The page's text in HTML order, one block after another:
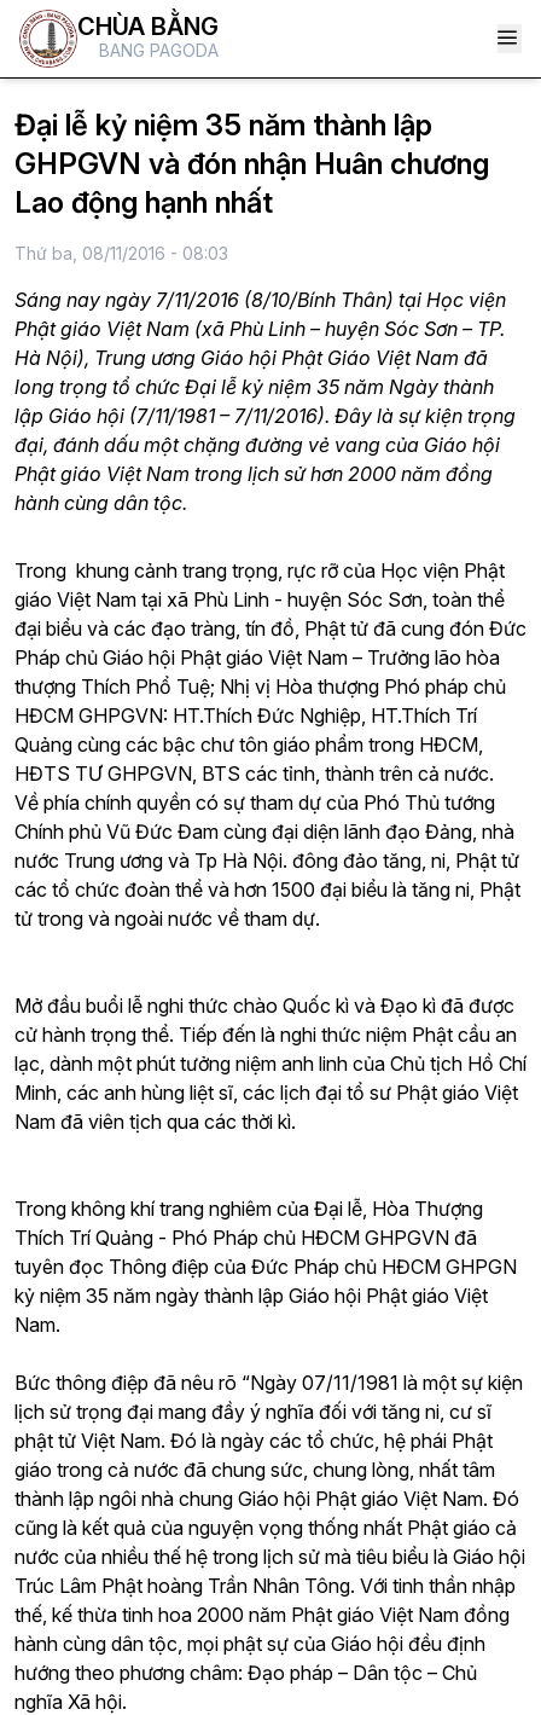
CHÙA BẰNG
BANG PAGODA
Đại lễ kỷ niệm 35 năm thành lập
GHPGVN và đón nhận Huân chương
Lao động hạnh nhất
Thứ ba, 08/11/2016 - 08:03
Sáng nay ngày 7/11/2016 (8/10/Bính Thân) tại Học viện
Phật giáo Việt Nam (xã Phù Linh – huyện Sóc Sơn – TP.
Hà Nội), Trung ương Giáo hội Phật Giáo Việt Nam đã
long trọng tổ chức Đại lễ kỷ niệm 35 năm Ngày thành
lập Giáo hội (7/11/1981 – 7/11/2016). Đây là sự kiện trọng
đại, đánh dấu một chặng đường vẻ vang của Giáo hội
Phật giáo Việt Nam trong lịch sử hơn 2000 năm đồng
hành cùng dân tộc.
Trong khung cảnh trang trọng, rực rỡ của Học viện Phật
giáo Việt Nam tại xã Phù Linh - huyện Sóc Sơn, toàn thể
đại biểu và các đạo tràng, tín đồ, Phật tử đã cung đón Đức
Pháp chủ Giáo hội Phật giáo Việt Nam – Trưởng lão hòa
thượng Thích Phổ Tuệ; Nhị vị Hòa thượng Phó pháp chủ
HĐCM GHPGVN: HT.Thích Đức Nghiệp, HT.Thích Trí
Quảng cùng các bậc chư tôn giáo phẩm trong HĐCM,
HĐTS TƯ GHPGVN, BTS các tỉnh, thành trên cả nước.
Về phía chính quyền có sự tham dự của Phó Thủ tướng
Chính phủ Vũ Đức Đam cùng đại diện lãnh đạo Đảng, nhà
nước Trung ương và Tp Hà Nội. đông đảo tăng, ni, Phật tử
các tổ chức đoàn thể và hơn 1500 đại biểu là tăng ni, Phật
tử trong và ngoài nước về tham dự.
Mở đầu buổi lễ nghi thức chào Quốc kì và Đạo kì đã được
cử hành trọng thể. Tiếp đến là nghi thức niệm Phật cầu an
lạc, dành một phút tưởng niệm anh linh của Chủ tịch Hồ Chí
Minh, các anh hùng liệt sĩ, các lịch đại tổ sư Phật giáo Việt
Nam đã viên tịch qua các thời kì.
Trong không khí trang nghiêm của Đại lễ, Hòa Thượng
Thích Trí Quảng - Phó Pháp chủ HĐCM GHPGVN đã
tuyên đọc Thông điệp của Đức Pháp chủ HĐCM GHPGN
kỷ niệm 35 năm ngày thành lập Giáo hội Phật giáo Việt
Nam.
Bức thông điệp đã nêu rõ “Ngày 07/11/1981 là một sự kiện
lịch sử trọng đại mang đầy ý nghĩa đối với tăng ni, cư sĩ
phật tử Việt Nam. Đó là ngày các tổ chức, hệ phái Phật
giáo trong cả nước đã chung sức, chung lòng, nhất tâm
thành lập ngôi nhà chung Giáo hội Phật giáo Việt Nam. Đó
cũng là kết quả của nguyện vọng thống nhất Phật giáo cả
nước của nhiều thế hệ trong lịch sử mà tiêu biểu là Giáo hội
Trúc Lâm Phật hoàng Trần Nhân Tông. Với tinh thần nhập
thế, kế thừa tinh hoa 2000 năm Phật giáo Việt Nam đồng
hành cùng dân tộc, mọi phật sự của Giáo hội đều định
hướng theo phương châm: Đạo pháp – Dân tộc – Chủ
nghĩa Xã hội.